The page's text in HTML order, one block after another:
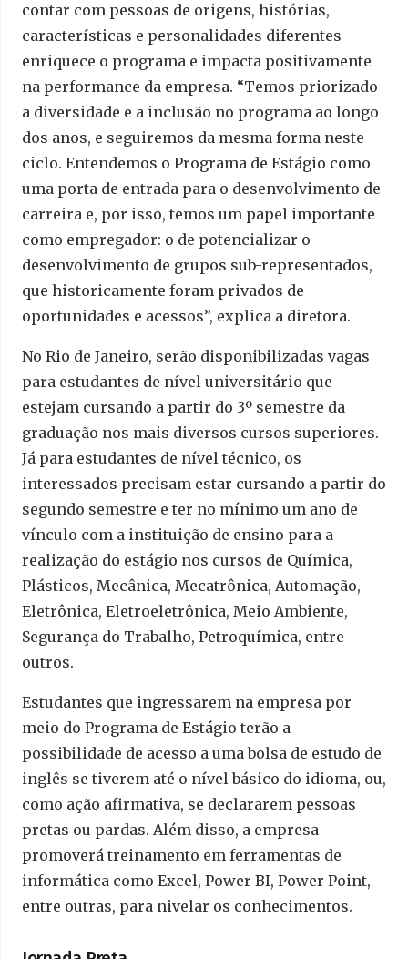
contar com pessoas de origens, histórias,
características e personalidades diferentes
enriquece o programa e impacta positivamente
na performance da empresa. “Temos priorizado
a diversidade e a inclusão no programa ao longo
dos anos, e seguiremos da mesma forma neste
ciclo. Entendemos o Programa de Estágio como
uma porta de entrada para o desenvolvimento de
carreira e, por isso, temos um papel importante
como empregador: o de potencializar o
desenvolvimento de grupos sub-representados,
que historicamente foram privados de
oportunidades e acessos”, explica a diretora.
No Rio de Janeiro, serão disponibilizadas vagas
para estudantes de nível universitário que
estejam cursando a partir do 3º semestre da
graduação nos mais diversos cursos superiores.
Já para estudantes de nível técnico, os
interessados precisam estar cursando a partir do
segundo semestre e ter no mínimo um ano de
vínculo com a instituição de ensino para a
realização do estágio nos cursos de Química,
Plásticos, Mecânica, Mecatrônica, Automação,
Eletrônica, Eletroeletrônica, Meio Ambiente,
Segurança do Trabalho, Petroquímica, entre
outros.
Estudantes que ingressarem na empresa por
meio do Programa de Estágio terão a
possibilidade de acesso a uma bolsa de estudo de
inglês se tiverem até o nível básico do idioma, ou,
como ação afirmativa, se declararem pessoas
pretas ou pardas. Além disso, a empresa
promoverá treinamento em ferramentas de
informática como Excel, Power BI, Power Point,
entre outras, para nivelar os conhecimentos.